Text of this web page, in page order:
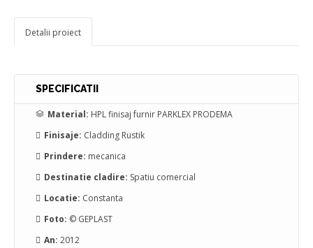
Detalii proiect
SPECIFICATII
Material: HPL finisaj furnir PARKLEX PRODEMA
Finisaje: Cladding Rustik
Prindere: mecanica
Destinatie cladire: Spatiu comercial
Locatie: Constanta
Foto: © GEPLAST
An: 2012